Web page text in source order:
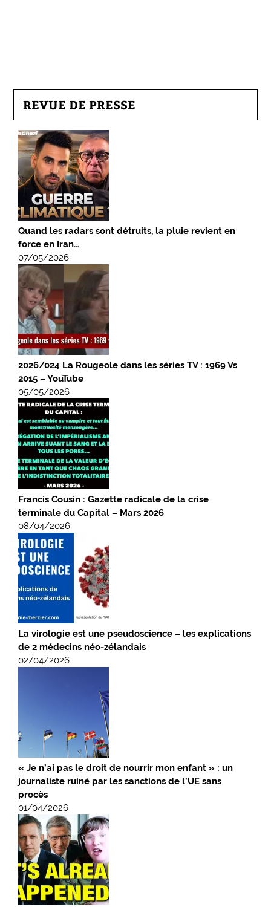
REVUE DE PRESSE
Quand les radars sont détruits, la pluie revient en
force en Iran…
07/05/2026
2026/024 La Rougeole dans les séries TV : 1969 Vs
2015 – YouTube
05/05/2026
Francis Cousin : Gazette radicale de la crise
terminale du Capital – Mars 2026
08/04/2026
La virologie est une pseudoscience – les explications
de 2 médecins néo-zélandais
02/04/2026
« Je n’ai pas le droit de nourrir mon enfant » : un
journaliste ruiné par les sanctions de l’UE sans
procès
01/04/2026